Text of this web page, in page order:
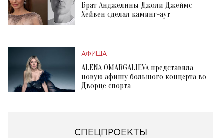
Брат Анджелины Джоли Джеймс
Хейвен сделал каминг-аут
АФИША
ALENA OMARGALIEVA представила
новую афишу большого концерта во
Дворце спорта
СПЕЦПРОЕКТЫ